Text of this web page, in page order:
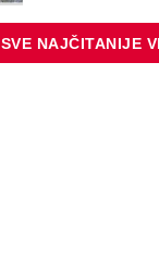
SVE NAJČITANIJE